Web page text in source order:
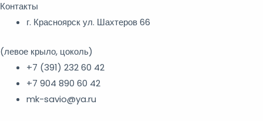
Контакты
г. Красноярск ул. Шахтеров 66
(левое крыло, цоколь)
+7 (391) 232 60 42
+7 904 890 60 42
mk-savio@ya.ru